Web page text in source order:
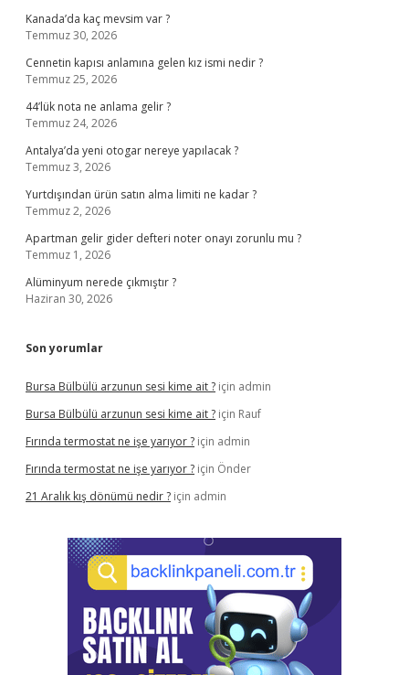
Kanada’da kaç mevsim var ?
Temmuz 30, 2026
Cennetin kapısı anlamına gelen kız ismi nedir ?
Temmuz 25, 2026
44’lük nota ne anlama gelir ?
Temmuz 24, 2026
Antalya’da yeni otogar nereye yapılacak ?
Temmuz 3, 2026
Yurtdışından ürün satın alma limiti ne kadar ?
Temmuz 2, 2026
Apartman gelir gider defteri noter onayı zorunlu mu ?
Temmuz 1, 2026
Alüminyum nerede çıkmıştır ?
Haziran 30, 2026
Son yorumlar
Bursa Bülbülü arzunun sesi kime ait ? için admin
Bursa Bülbülü arzunun sesi kime ait ? için Rauf
Fırında termostat ne işe yarıyor ? için admin
Fırında termostat ne işe yarıyor ? için Önder
21 Aralık kış dönümü nedir ? için admin